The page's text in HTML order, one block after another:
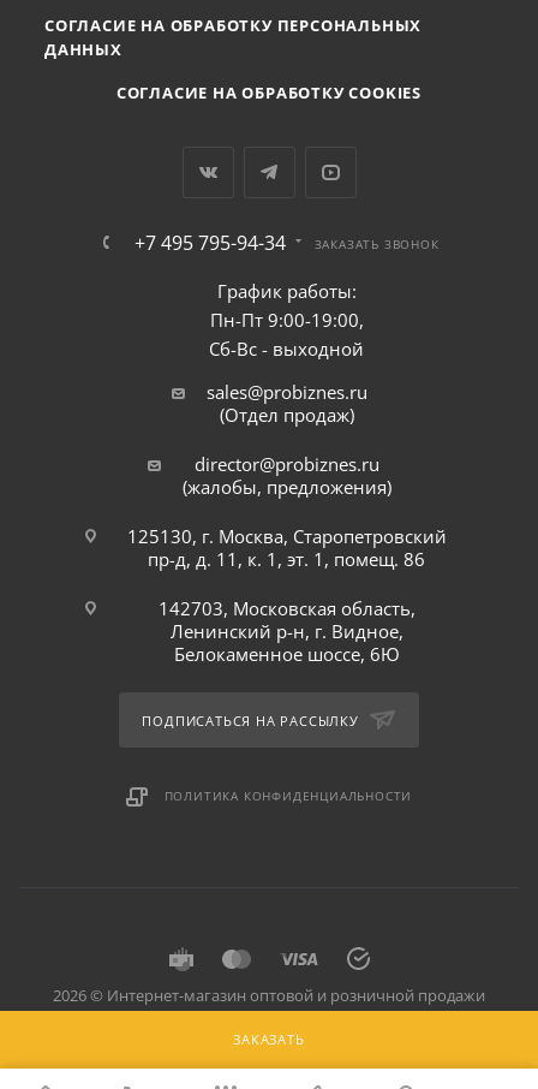
ЗАКАЗАТЬ
СОГЛАСИЕ НА ОБРАБОТКУ ПЕРСОНАЛЬНЫХ
ДАННЫХ
СОГЛАСИЕ НА ОБРАБОТКУ COOKIES
+7 495 795-94-34 ЗАКАЗАТЬ ЗВОНОК
График работы:
Пн-Пт 9:00-19:00,
Сб-Вс - выходной
sales@probiznes.ru
(Отдел продаж)
director@probiznes.ru
(жалобы, предложения)
125130, г. Москва, Старопетровский
пр-д, д. 11, к. 1, эт. 1, помещ. 86
142703, Московская область,
Ленинский р-н, г. Видное,
Белокаменное шоссе, 6Ю
ПОДПИСАТЬСЯ НА РАССЫЛКУ
ПОЛИТИКА КОНФИДЕНЦИАЛЬНОСТИ
2026 © Интернет-магазин оптовой и розничной продажи
торговли и общепита: инвентарь, предметы сервировки, посуда
для баров, кафе и ресторанов.